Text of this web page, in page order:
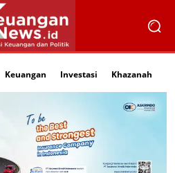
Keuangan Investasi Khazanah